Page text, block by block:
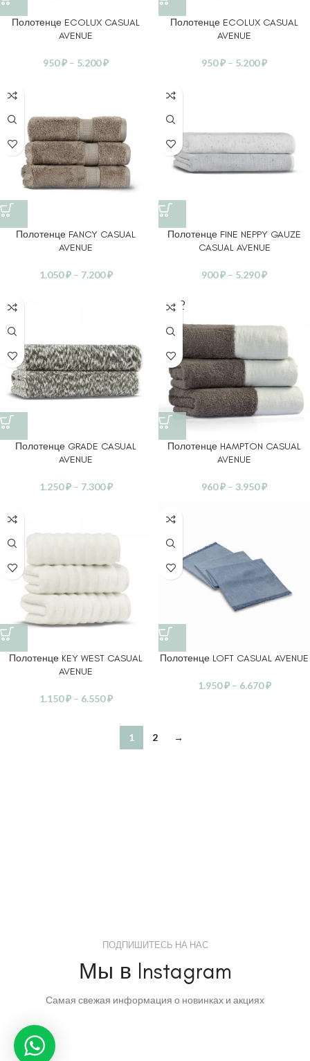
Полотенце ECOLUX CASUAL
AVENUE
950₽ – 5.200₽
Полотенце ECOLUX CASUAL
AVENUE
950₽ – 5.200₽
Полотенце FANCY CASUAL
AVENUE
1.050₽ – 7.200₽
Полотенце FINE NEPPY GAUZE
CASUAL AVENUE
900₽ – 5.290₽
Полотенце GRADE CASUAL
AVENUE
1.250₽ – 7.300₽
SOLD
OUT
Полотенце HAMPTON CASUAL
AVENUE
960₽ – 3.950₽
Полотенце KEY WEST CASUAL
AVENUE
1.150₽ – 6.550₽
Полотенце LOFT CASUAL AVENUE
1.950₽ – 6.670₽
1 2 →
ПОДПИШИТЕСЬ НА НАС
Мы в Instagram
Самая свежая информация о новинках и акциях